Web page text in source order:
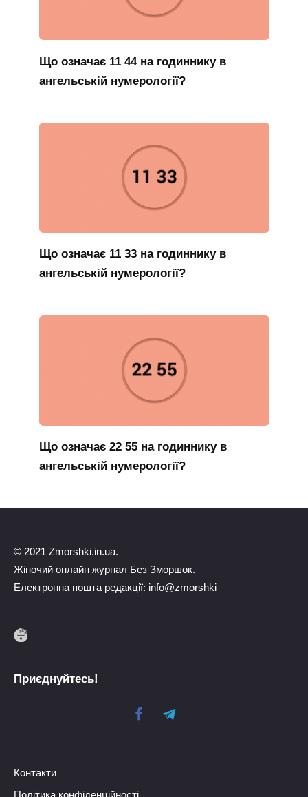
Що означає 11 44 на годиннику в
ангельській нумерології?
Що означає 11 33 на годиннику в
ангельській нумерології?
Що означає 22 55 на годиннику в
ангельській нумерології?
© 2021 Zmorshki.in.ua.
Жіночий онлайн журнал Без Зморшок.
Електронна пошта редакції: info@zmorshki
Приєднуйтесь!
Контакти